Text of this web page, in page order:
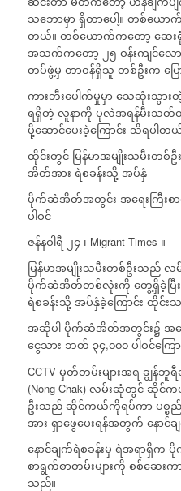
သဘောမှာ ရှိတာပေါ့။ တစ်ယော
တယ်။ တစ်ယောက်ကတော့ ဆေး
အသက်ကတော့ ၂၅ ဝန်းကျင်လေ
တပ်ဖွဲ့မှ တာဝန်ရှိသူ တစ်ဦးက ပြေ
ကားဘီးပေါက်မှုမှာ သေဆုံးသွား
ရရှိတဲ့ လူနာကို ပုလဲအရန်မီးသတ်တ
ပို့ဆောင်ပေးခဲ့ကြောင်း သိရပါတ
ထိုင်းတွင် မြန်မာအမျိုးသမီးတ
အိတ်အား ရဲစခန်းသို့ အပ်နှံ
ပိုက်ဆံအိတ်အတွင်း အရေးကြီးစာ
ပါဝင်
ဇန်နဝါရီ ၂၄ ၊ Migrant Times ။
မြန်မာအမျိုးသမီးတစ်ဦးသည်
ပိုက်ဆံအိတ်တစ်လုံးကို တွေ့ရှိခဲ့ပြီး
ရဲစခန်းသို့ အပ်နှံခဲ့ကြောင်း ထိုင်း
အဆိုပါ ပိုက်ဆံအိတ်အတွင်း၌ အရေး
ငွေသား ဘတ် ၃၄,၀၀၀ ပါဝင်ကြ
CCTV မှတ်တမ်းများအရ ချွန်ဘူ
(Nong Chak) လမ်းဆုံတွင် ဆိုင်
ဦးသည် ဆိုင်ကယ်ကိုရပ်ကာ ပစ္စည်
အား ရှာဖွေပေးရန်အတွက် နောင်
နောင်ချက်ရဲစခန်းမှ ရဲအရာရှိ
စာရွက်စာတမ်းများကို စစ်ဆေ
သည်။